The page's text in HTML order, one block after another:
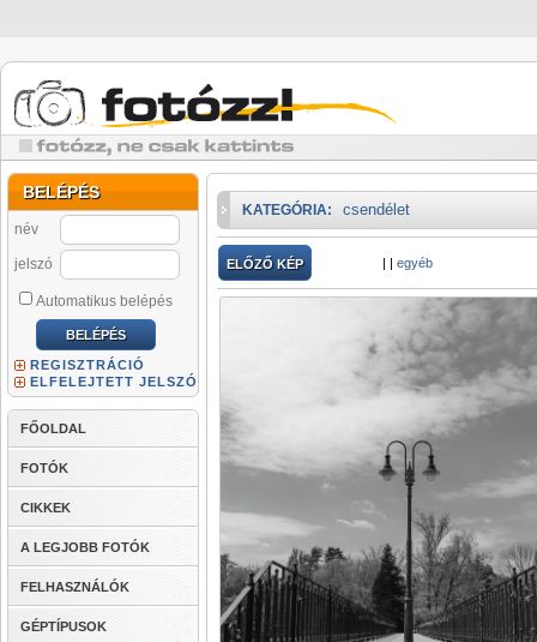
BELÉPÉS
név
jelszó
Automatikus belépés
REGISZTRÁCIÓ
ELFELEJTETT JELSZÓ
FŐOLDAL
FOTÓK
CIKKEK
A LEGJOBB FOTÓK
FELHASZNÁLÓK
GÉPTÍPUSOK
KATEGÓRIA: csendélet
ELŐZŐ KÉP | | egyéb